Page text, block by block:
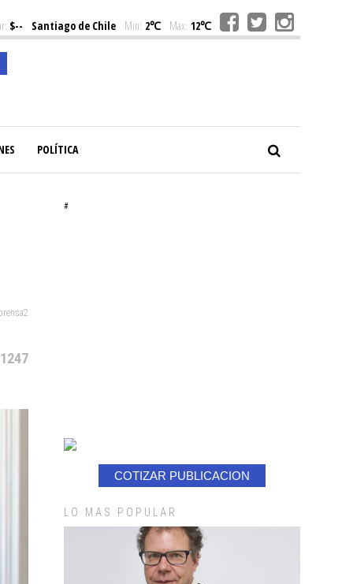
$-- Santiago de Chile Min: 2℃ Max: 12℃
POLÍTICA
#
COTIZAR PUBLICACION
LO MAS POPULAR